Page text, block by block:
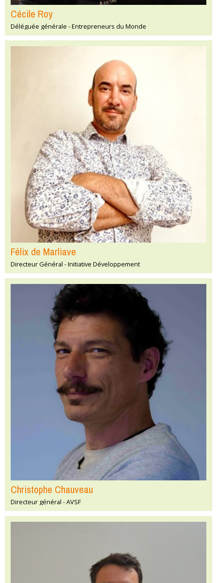
Cécile Roy
Déléguée générale - Entrepreneurs du Monde
Félix de Marliave
Directeur Général - Initiative Développement
Christophe Chauveau
Directeur général - AVSF